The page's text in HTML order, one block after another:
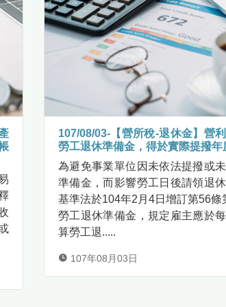
107/08/03-【營所稅-退休金】營
勞工退休準備金，得於實際提撥年
為避免事業單位因未依法提撥或
準備金，而影響勞工日後請領退
基準法於104年2月4日增訂第56條
勞工退休準備金，規定雇主應於
算勞工退.....
107年08月03日